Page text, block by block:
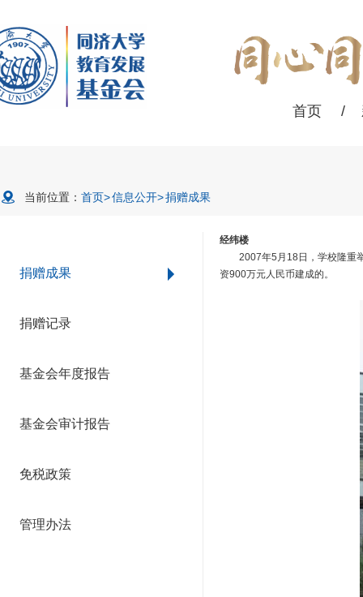
首页 /
当前位置： 首页>信息公开>捐赠成果
捐赠成果
捐赠记录
基金会年度报告
基金会审计报告
免税政策
管理办法
经纬楼
2007年5月18日，学校隆重举
资900万元人民币建成的。